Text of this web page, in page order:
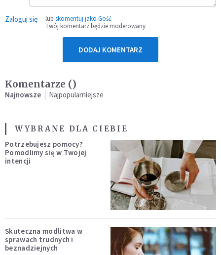
Zaloguj się lub skomentuj jako Gość
Twój komentarz będzie moderowany
DODAJ KOMENTARZ
Komentarze ()
Najnowsze Najpopularniejsze
WYBRANE DLA CIEBIE
Potrzebujesz pomocy?
Pomodlimy się w Twojej
intencji
Skuteczna modlitwa w
sprawach trudnych i
beznadziejnych